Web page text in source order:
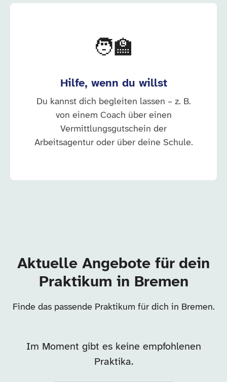
🧑‍🏫
Hilfe, wenn du willst
Du kannst dich begleiten lassen – z. B.
von einem Coach über einen
Vermittlungsgutschein der
Arbeitsagentur oder über deine Schule.
Aktuelle Angebote für dein
Praktikum in Bremen
Finde das passende Praktikum für dich in Bremen.
Im Moment gibt es keine empfohlenen
Praktika.